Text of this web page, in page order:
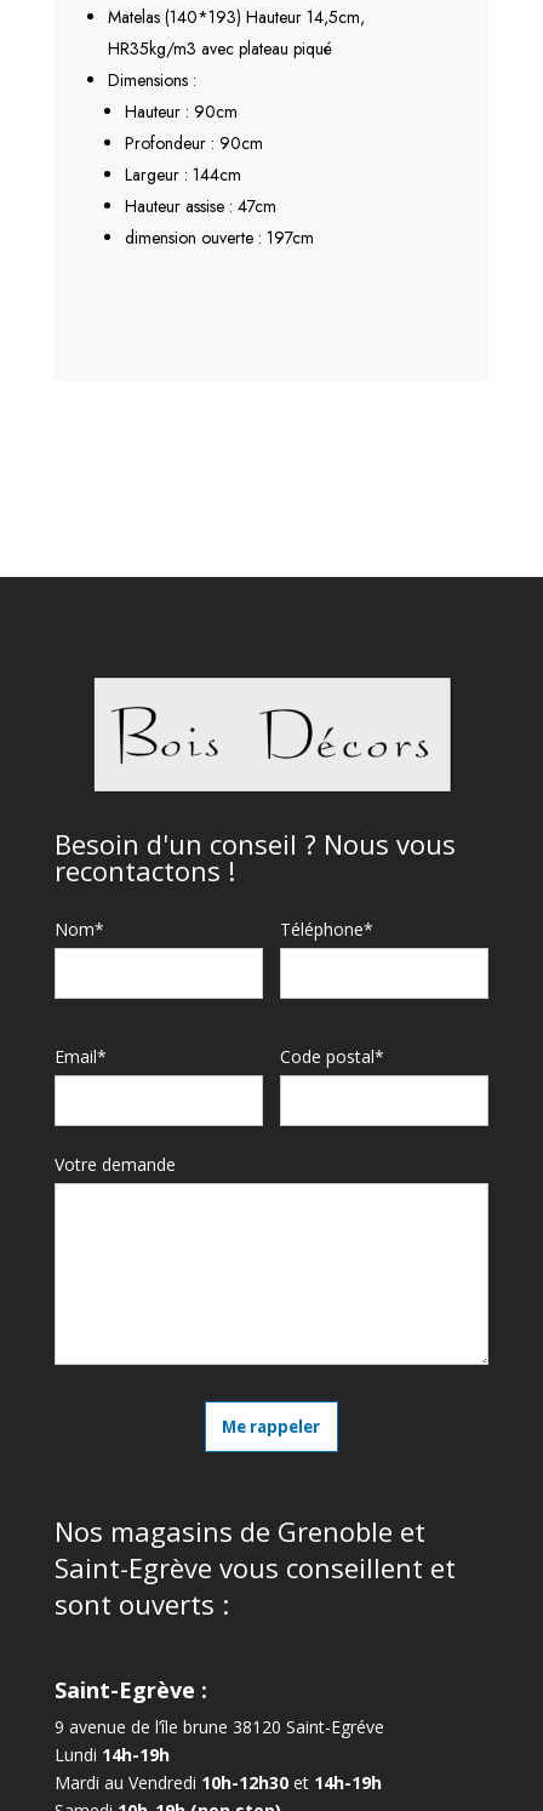
Matelas (140*193) Hauteur 14,5cm,
HR35kg/m3 avec plateau piqué
Dimensions :
Hauteur : 90cm
Profondeur : 90cm
Largeur : 144cm
Hauteur assise : 47cm
dimension ouverte : 197cm
Besoin d'un conseil ? Nous vous
recontactons !
Nom* Téléphone*
Email* Code postal*
Votre demande
Me rappeler
Nos magasins de Grenoble et
Saint-Egrève vous conseillent et
sont ouverts :
Saint-Egrève :
9 avenue de l’île brune 38120 Saint-Egréve
Lundi 14h-19h
Mardi au Vendredi 10h-12h30 et14h-19h